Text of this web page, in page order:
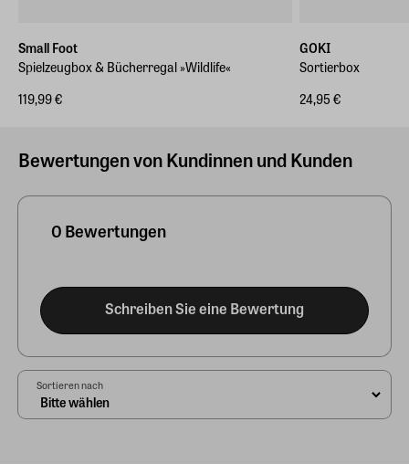
Small Foot
Spielzeugbox & Bücherregal »Wildlife«
119,99 €
GOKI
Sortierbox
24,95 €
Bewertungen von Kundinnen und Kunden
0 Bewertungen
Schreiben Sie eine Bewertung
Sortieren nach